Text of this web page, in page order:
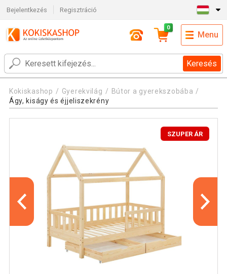
Bejelentkezés Regisztráció
Keresés
0
Menu
Kokiskashop Gyerekvilág
Bútor a gyerekszobába
Ágy, kiságy és éjjeliszekrény
SZUPER ÁR